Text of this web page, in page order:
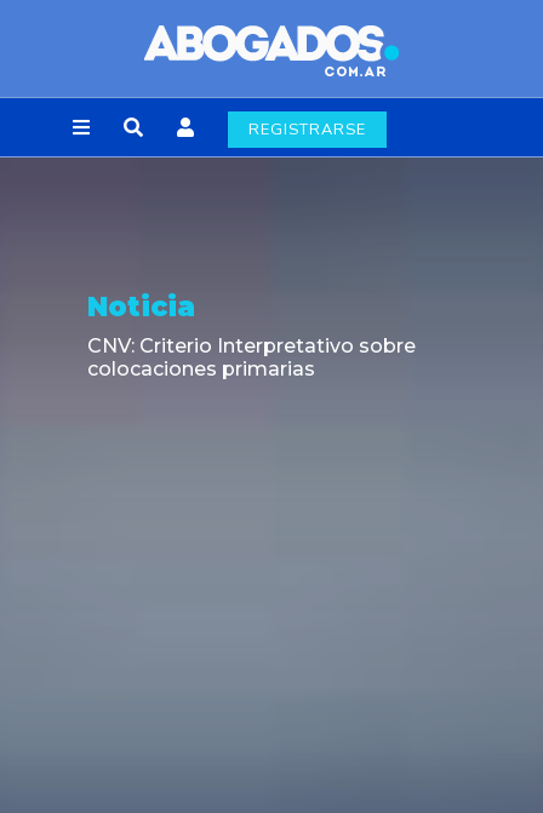
REGISTRARSE
Noticia
CNV: Criterio Interpretativo sobre
colocaciones primarias